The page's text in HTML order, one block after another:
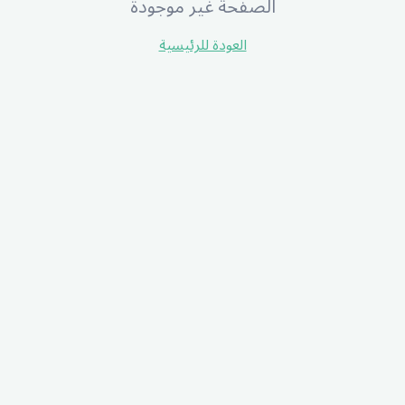
العودة للرئيسية